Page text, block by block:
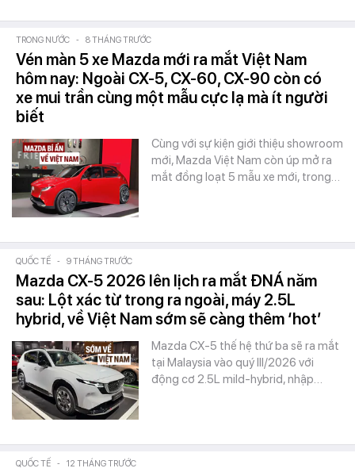
TRONG NƯỚC - 8 THÁNG TRƯỚC
Vén màn 5 xe Mazda mới ra mắt Việt Nam
hôm nay: Ngoài CX-5, CX-60, CX-90 còn có
xe mui trần cùng một mẫu cực lạ mà ít người
biết
Cùng với sự kiện giới thiệu showroom
mới, Mazda Việt Nam còn úp mở ra
mắt đồng loạt 5 mẫu xe mới, trong…
QUỐC TẾ - 9 THÁNG TRƯỚC
Mazda CX-5 2026 lên lịch ra mắt ĐNÁ năm
sau: Lột xác từ trong ra ngoài, máy 2.5L
hybrid, về Việt Nam sớm sẽ càng thêm ‘hot’
Mazda CX-5 thế hệ thứ ba sẽ ra mắt
tại Malaysia vào quý III/2026 với
động cơ 2.5L mild-hybrid, nhập…
QUỐC TẾ - 12 THÁNG TRƯỚC